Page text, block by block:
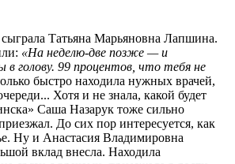
Татьяна Марьяновна Лапшина.
«На неделю-две позже — и
голову. 99 процентов, что тебя не
быстро находила нужных врачей,
Хотя и не знала, какой будет
Саша Назарук тоже сильно
До сих пор интересуется, как
Ну и Анастасия Владимировна
вклад внесла. Находила